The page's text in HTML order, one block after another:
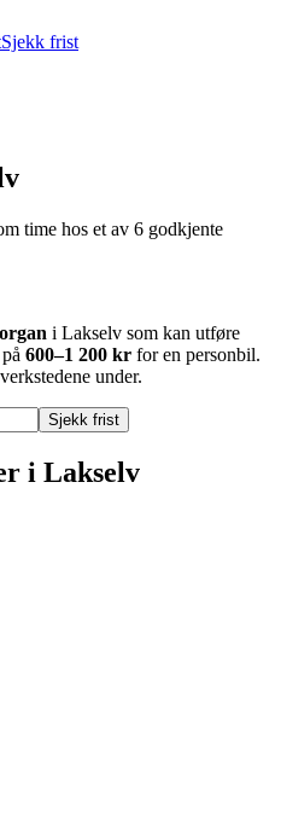
Sjekk frist
time hos et av 6 godkjente
i Lakselv som kan utføre
600–1 200 kr for en personbil.
under.
Sjekk frist
i Lakselv